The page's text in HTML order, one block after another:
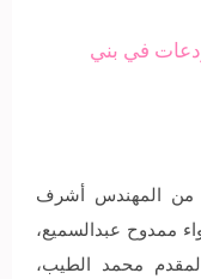
في بني
من المهندس أشرف
ممدوح عبدالسميع،
محمد الطيب،